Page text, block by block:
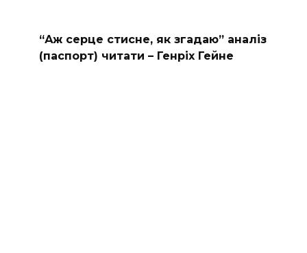
“Аж серце стисне, як згадаю” аналіз
(паспорт) читати – Генріх Гейне